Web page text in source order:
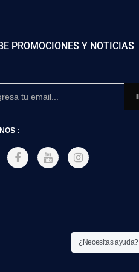
PROMOCIONES Y NOTICIAS
:
¿Necesitas ayuda?